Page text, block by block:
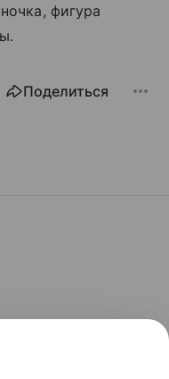
фигура
Поделиться